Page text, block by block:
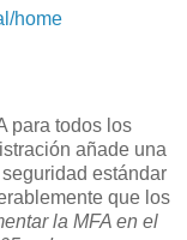
home
para todos los
añade una
estándar
que los
la MFA en el